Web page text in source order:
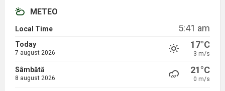
METEO
Local Time 5:41 am
Today
7 august 2026
17°C
3 m/s
Sâmbătă
8 august 2026
21°C
0 m/s